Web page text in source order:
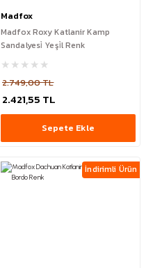
Madfox
Madfox Roxy Katlanir Kamp
Sandalyesi̇ Yeşi̇l Renk
2.749,00 TL
2.421,55 TL
Sepete Ekle
İndirimli Ürün